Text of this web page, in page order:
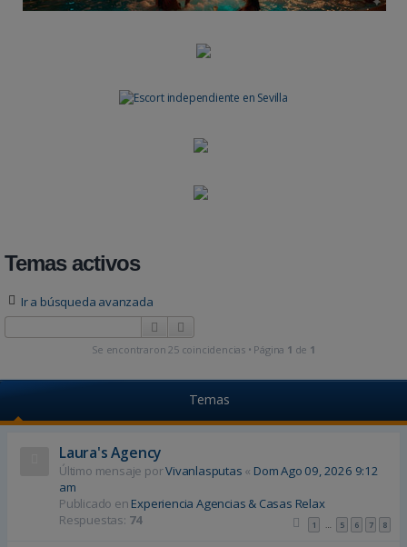
Temas activos
Ir a búsqueda avanzada
Buscar
Se encontraron 25 coincidencias • Página 1 de 1
Temas
Laura's Agency
Último mensaje porVivanlasputas « Dom Ago 09, 2026 9:12
am
Publicado en Experiencia Agencias & Casas Relax
Respuestas: 74 1 … 5 6 7 8